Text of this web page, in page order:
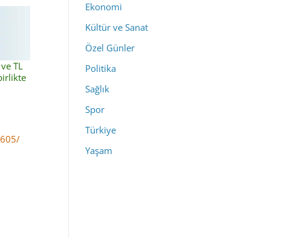
TL
Ekonomi
Kültür ve Sanat
Özel Günler
Politika
Sağlık
Spor
Türkiye
Yaşam